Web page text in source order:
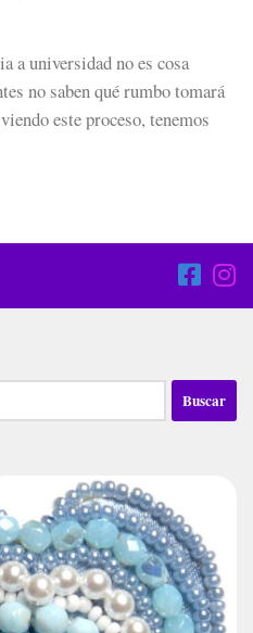
a universidad no es cosa
no saben qué rumbo tomará
este proceso, tenemos